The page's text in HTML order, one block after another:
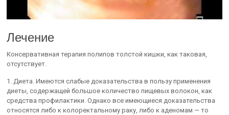
Лечение
Консервативная терапия полипов толстой кишки, как таковая,
отсутствует.
1. Диета. Имеются слабые доказательства в пользу применения
диеты, содержащей большое количество пищевых волокон, как
средства профилактики. Однако все имеющиеся доказательства
относятся либо к колоректальному раку, либо к аденомам — то